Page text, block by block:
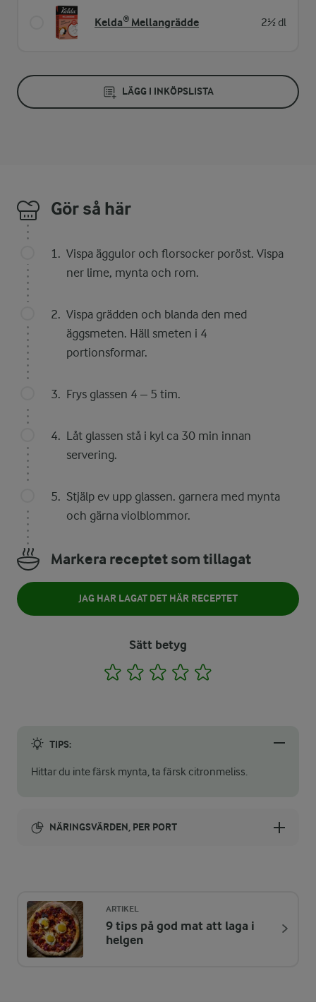
Kelda® Mellangrädde 2½ dl
LÄGG I INKÖPSLISTA
Gör så här
Vispa äggulor och florsocker poröst. Vispa
ner lime, mynta och rom.
Vispa grädden och blanda den med
äggsmeten. Häll smeten i 4
portionsformar.
Frys glassen 4 – 5 tim.
Låt glassen stå i kyl ca 30 min innan
servering.
Stjälp ev upp glassen. garnera med mynta
och gärna violblommor.
Markera receptet som tillagat
JAG HAR LAGAT DET HÄR RECEPTET
Sätt betyg
1 2 3 4
TIPS:
Hittar du inte färsk mynta, ta färsk citronmeliss.
NÄRINGSVÄRDEN, PER PORT
ENERGIDISTRIBUTION %
NÄRINGSVÄRDEN PER PORT
ARTIKEL
9 tips på god mat att laga i
helgen